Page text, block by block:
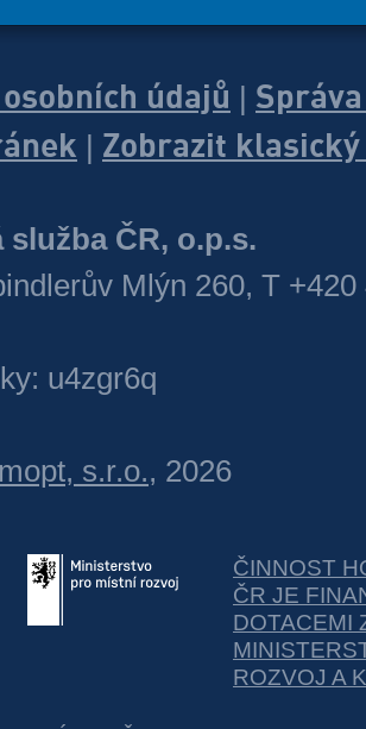
údajů
Zobrazit
ČR, o.p.s.
Mlýn 260, T +420
u4zgr6q
s.r.o., 2026
ČINNOST
ČR JE
DOTACEMI
ROZVOJ A